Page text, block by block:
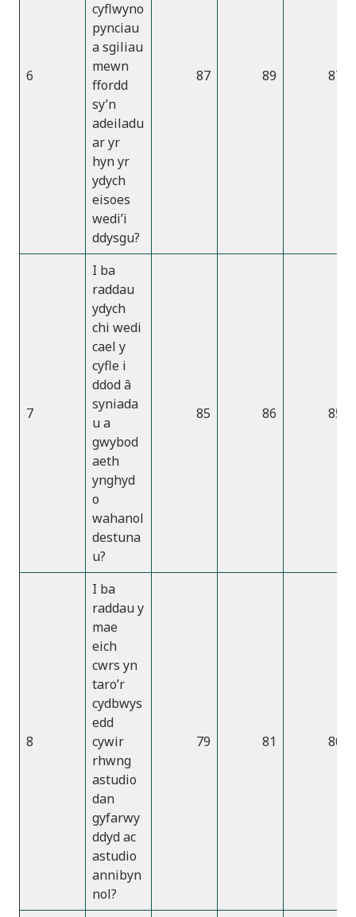
6
cyflwyno
pynciau
a sgiliau
mewn
ffordd
sy’n
adeiladu
ar yr
hyn yr
ydych
eisoes
wedi’i
ddysgu?
87 89 87
7
I ba
raddau
ydych
chi wedi
cael y
cyfle i
ddod â
syniada
u a
gwybod
aeth
ynghyd
o
wahanol
destuna
u?
85 86 85
8
I ba
raddau y
mae
eich
cwrs yn
taro’r
cydbwys
edd
cywir
rhwng
astudio
dan
gyfarwy
ddyd ac
astudio
annibyn
nol?
79 81 80